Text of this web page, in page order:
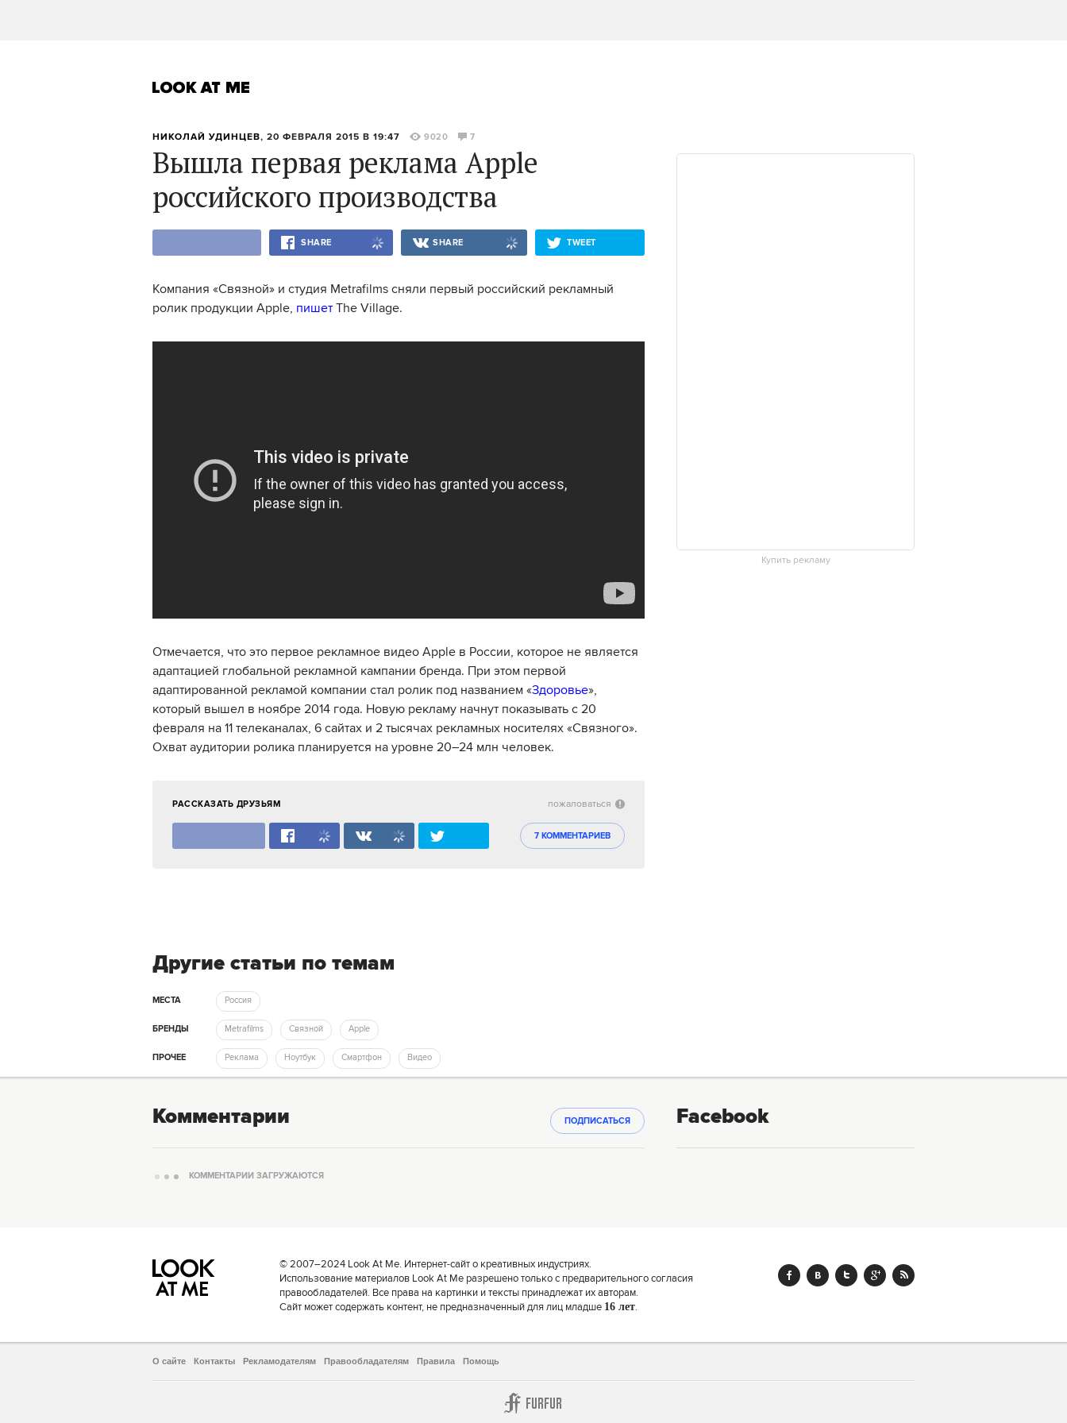
НИКОЛАЙ УДИНЦЕВ, 20 ФЕВРАЛЯ 2015 В 19:47 9020 7
Вышла первая реклама Apple
российского производства
SHARE SHARE TWEET
Компания «Связной» и студия Metrafilms сняли первый российский рекламный
ролик продукции Apple, пишет The Village.
Отмечается, что это первое рекламное видео Apple в России, которое не является
адаптацией глобальной рекламной кампании бренда. При этом первой
адаптированной рекламой компании стал ролик под названием «Здоровье»,
который вышел в ноябре 2014 года. Новую рекламу начнут показывать с 20
февраля на 11 телеканалах, 6 сайтах и 2 тысячах рекламных носителях «Связного».
Охват аудитории ролика планируется на уровне 20–24 млн человек.
РАССКАЗАТЬ ДРУЗЬЯМ
7 КОММЕНТАРИЕВ
пожаловаться
Купить рекламу
Другие статьи по темам
МЕСТА Россия
БРЕНДЫ Metrafilms Связной Apple
ПРОЧЕЕ Реклама Ноутбук Смартфон Видео
Комментарии ПОДПИСАТЬСЯ
КОММЕНТАРИИ ЗАГРУЖАЮТСЯ
Facebook
© 2007–2024 Look At Me. Интернет-сайт о креативных индустриях.
Использование материалов Look At Me разрешено только с предварительного согласия
правообладателей. Все права на картинки и тексты принадлежат их авторам.
Сайт может содержать контент, не предназначенный для лиц младше 16 лет.
О сайте Контакты Рекламодателям Правообладателям Правила Помощь